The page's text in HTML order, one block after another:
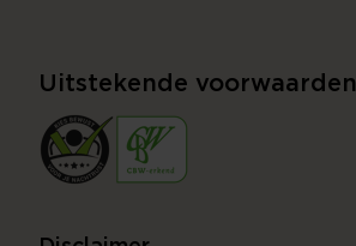
Uitstekende voorwaarden